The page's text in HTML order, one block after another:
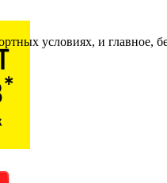
условиях, и главное,